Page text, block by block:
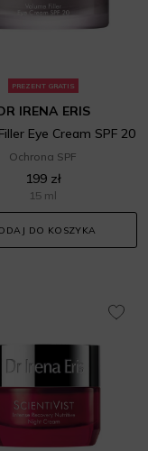
PREZENT GRATIS
IRENA ERIS
Eye Cream SPF 20
Ochrona SPF
199 zł
15 ml
DO KOSZYKA